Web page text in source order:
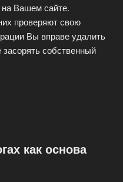
Вашем сайте.
проверяют свою
Вы вправе удалить
собственный
как основа